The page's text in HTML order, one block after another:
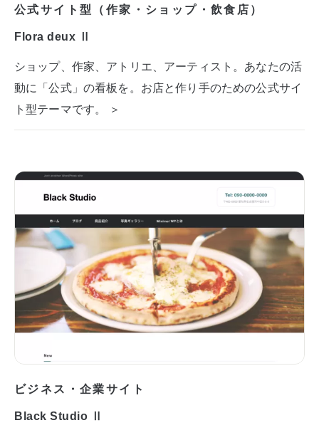
公式サイト型（作家・ショップ・飲食店）
Flora deux Ⅱ
ショップ、作家、アトリエ、アーティスト。あなたの活
動に「公式」の看板を。お店と作り手のための公式サイ
ト型テーマです。 ＞
ビジネス・企業サイト
Black Studio Ⅱ